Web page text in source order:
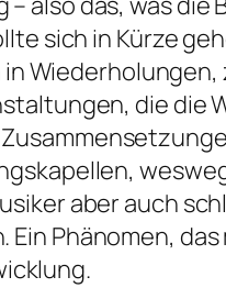
sich in Kürze
die die
aber auch
Phänomen, das